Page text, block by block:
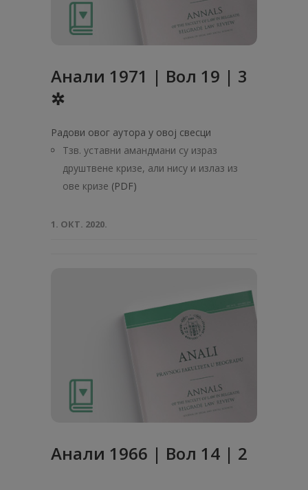
Анали 1971 | Вол 19 | 3
✲
Радови овог аутора у овој свесци
Тзв. уставни амандмани су израз
друштвене кризе, али нису и излаз из
ове кризе (PDF)
1. ОКТ. 2020.
Анали 1966 | Вол 14 | 2